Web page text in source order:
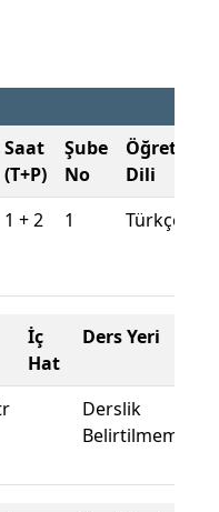
Saat
(T+P)
Şube
No
Öğretim
Dili
1 + 2 1 Türkçe
İç
Hat
Ders Yeri
Derslik
Belirtilmemiştir.